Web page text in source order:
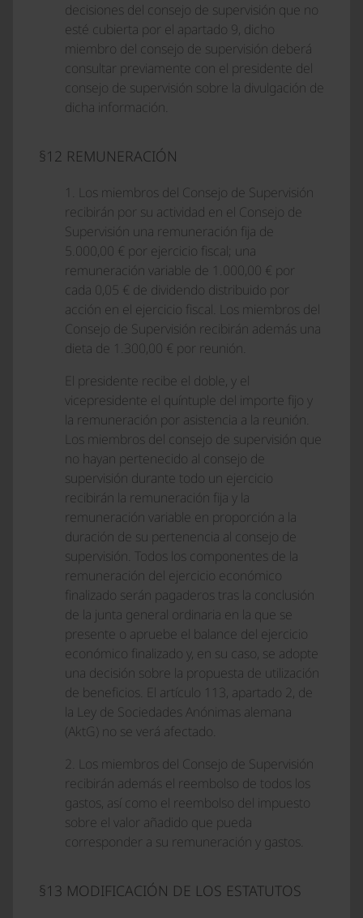
decisiones del consejo de supervisión que no
esté cubierta por el apartado 9, dicho
miembro del consejo de supervisión deberá
consultar previamente con el presidente del
consejo de supervisión sobre la divulgación de
dicha información.
§12 REMUNERACIÓN
1. Los miembros del Consejo de Supervisión
recibirán por su actividad en el Consejo de
Supervisión una remuneración fija de
5.000,00 € por ejercicio fiscal; una
remuneración variable de 1.000,00 € por
cada 0,05 € de dividendo distribuido por
acción en el ejercicio fiscal. Los miembros del
Consejo de Supervisión recibirán además una
dieta de 1.300,00 € por reunión.
El presidente recibe el doble, y el
vicepresidente el quíntuple del importe fijo y
la remuneración por asistencia a la reunión.
Los miembros del consejo de supervisión que
no hayan pertenecido al consejo de
supervisión durante todo un ejercicio
recibirán la remuneración fija y la
remuneración variable en proporción a la
duración de su pertenencia al consejo de
supervisión. Todos los componentes de la
remuneración del ejercicio económico
finalizado serán pagaderos tras la conclusión
de la junta general ordinaria en la que se
presente o apruebe el balance del ejercicio
económico finalizado y, en su caso, se adopte
una decisión sobre la propuesta de utilización
de beneficios. El artículo 113, apartado 2, de
la Ley de Sociedades Anónimas alemana
(AktG) no se verá afectado.
2. Los miembros del Consejo de Supervisión
recibirán además el reembolso de todos los
gastos, así como el reembolso del impuesto
sobre el valor añadido que pueda
corresponder a su remuneración y gastos.
§13 MODIFICACIÓN DE LOS ESTATUTOS